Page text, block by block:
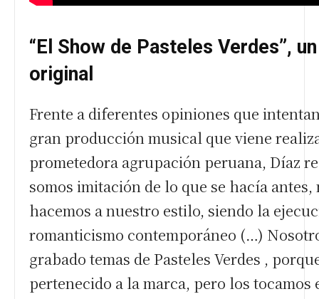
“El Show de Pasteles Verdes”,
original
Frente a diferentes opiniones que
gran producción musical que viene
prometedora agrupación peruana, Díaz
somos imitación de lo que se hacía
hacemos a nuestro estilo, siendo la
romanticismo contemporáneo (…)
grabado temas de Pasteles Verdes ,
pertenecido a la marca, pero los tocamos